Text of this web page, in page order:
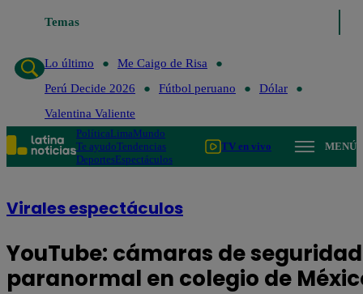
Temas
Lo último
Me Caigo de Risa
Perú Decide 2026
Fútbol peruano
Dólar
Valentina Valiente
PolíticaLimaMundo
Te ayudoTendencias
DeportesEspectáculos
TV en vivo MENÚ
Virales espectáculos
YouTube: cámaras de
paranormal en colegio de